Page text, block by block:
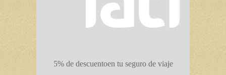
5% de descuentoen tu seguro de viaje